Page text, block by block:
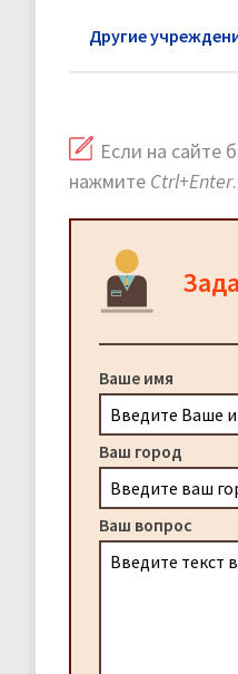
Другие
Если на сайте
нажмите Ctrl+Enter.
Ваше имя
Ваш город
Ваш вопрос